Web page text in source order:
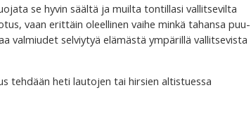
se hyvin säältä ja muilta tontillasi vallitsevilta
vaan erittäin oleellinen vaihe minkä tahansa puu-
valmiudet selviytyä elämästä ympärillä vallitsevista
tehdään heti lautojen tai hirsien altistuessa